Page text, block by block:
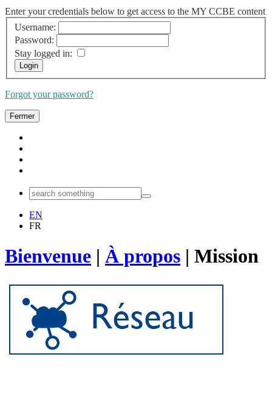
Enter your credentials below to get access to the MY CCBE content
Username:
Password:
Stay logged in:
Forgot your password?
Fermer
EN
FR
Bienvenue | À propos | Mission